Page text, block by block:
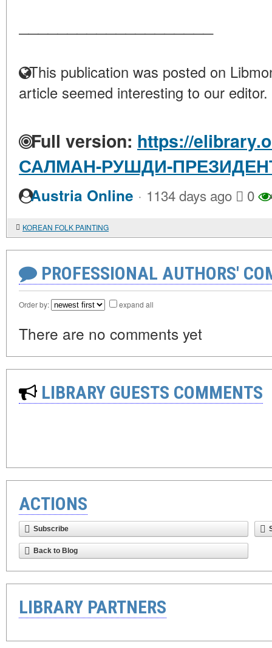
This publication was posted on
article seemed interesting to our editor.
Full version: https://
САЛМАН-РУШДИ-
Austria Online · 1134 days ago 0
KOREAN FOLK PAINTING
PROFESSIONAL AUTHORS'
Order by: expand all
There are no comments yet
LIBRARY GUESTS COMMENTS
ACTIONS
Subscribe
Back to Blog
LIBRARY PARTNERS